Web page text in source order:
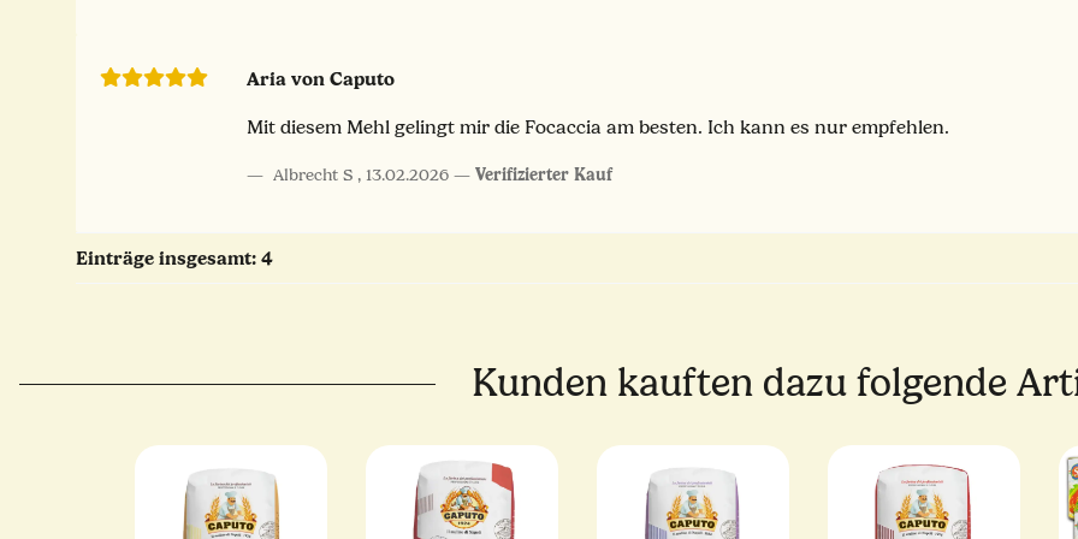
Aria von Caputo
Mit diesem Mehl gelingt mir die Focaccia am besten. Ich kann es nur empfehlen.
Albrecht S , 13.02.2026 Verifizierter Kauf
Einträge insgesamt: 4
Kunden kauften dazu folgende